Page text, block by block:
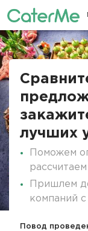
Строка
лучших
Поможем
Пришлем
компаний
Повод